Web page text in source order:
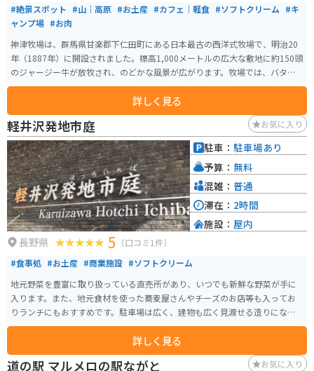
#絶景スポット #山｜高原 #お土産 #カフェ｜軽食 #ソフトクリーム #キ
ャンプ場 #お肉
神津牧場は、群馬県甘楽郡下仁田町にある日本最古の西洋式牧場で、明治20
年（1887年）に開設されました。標高1,000メートルの広大な敷地に約150頭
のジャージー牛が放牧され、のどかな風景が広がります。牧場では、バター
作りや乳しぼり、ポニー乗馬、ヤギの散歩などの体験が楽しめ、特に毎日13
時頃に見られる牛の行列は圧巻です。また、ここで生産される乳製品は高品
質で、濃厚な味わいのソフトクリームが人気を集めています。さらに、キャ
ンプやバーベキューが楽しめる施設も整備されており、自然の中で動物と触
れ合いながらアウトドア体験が満喫できます。家族連れや観光客に親しまれ
る、魅力あふれる牧場です。 標高1000mほどの高原なので、夏場は涼しくて
気持ちいいです。牧場までは山道を走りますが、舗装はされています。時々野
生のシカなども姿を見せてくれます。駐車場は無料で利用できますし、入場
料もかかりません。
詳しく見る
軽井沢発地市庭 お気に入り
長野県 5 （口コミ1件）
#食事処 #お土産 #商業施設 #ソフトクリーム
地元野菜を豊富に取り扱っている直売所があり、いつでも新鮮な野菜が手に
入ります。また、地元食材を使った蕎麦屋さんやチーズのお店等も入ってお
りランチにもおすすめです。駐車場は広く、建物も広く見渡せる造りになっ
ていて素敵です。
詳しく見る
駐車： 駐車場あり
予算： 無料
混雑： 普通
滞在： 2時間
施設： 屋内
道の駅 マルメロの駅ながと お気に入り